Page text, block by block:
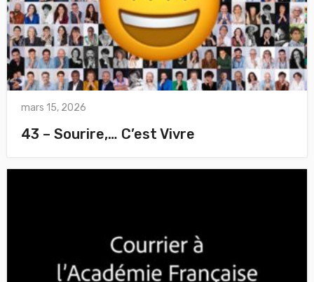
mars 15, 2026
43 – Sourire,… C’est Vivre